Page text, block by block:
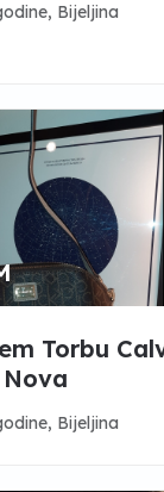
Bijeljina
Torbu
Bijeljina